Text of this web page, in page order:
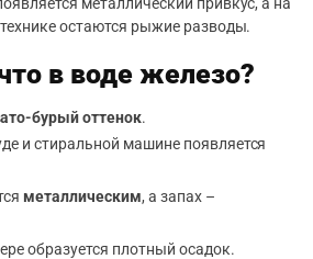
остаются рыжие разводы.
в воде железо?
бурый оттенок.
и стиральной машине появляется
металлическим, а запах –
образуется плотный осадок.